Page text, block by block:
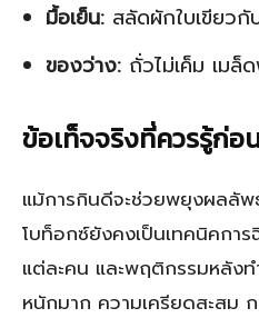
มื้อเย็น: สลัดผักใบเขียว
ของว่าง: ถั่วไม่เค็ม เม
ข้อเท็จจริงที่ควรรู้ก่อ
แม้การกินดีจะช่วยพยุงผลลั
โบท็อกซ์ยังคงเป็นเทคนิคกา
แต่ละคน และพฤติกรรมหลัง
หนักมาก ความเครียดสะสม